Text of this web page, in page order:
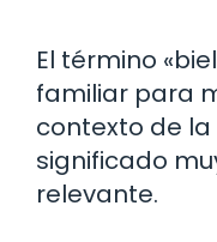
El término
familiar para
contexto de la
significado
relevante.